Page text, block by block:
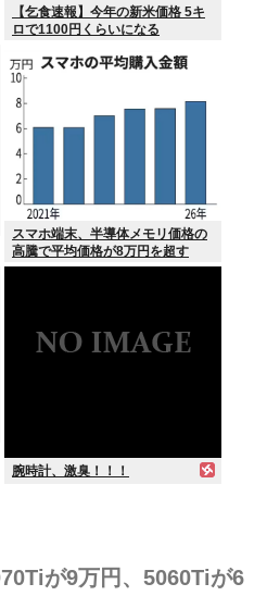
【乞食速報】今年の新米価格 5キ
ロで1100円くらいになる
スマホ端末、半導体メモリ価格の
高騰で平均価格が8万円を超す
腕時計、激臭！！！
が9万円、5060Tiが6